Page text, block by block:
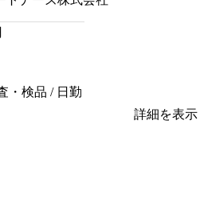
・検品 / 日勤
詳細を表示